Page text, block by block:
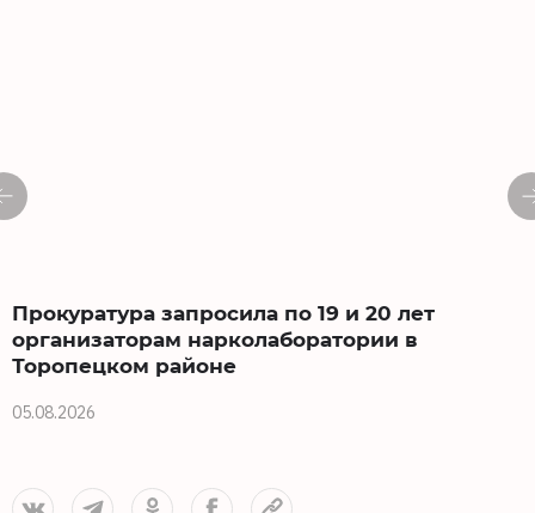
Прокуратура запросила по 19 и 20 лет
организаторам нарколаборатории в
Торопецком районе
05.08.2026